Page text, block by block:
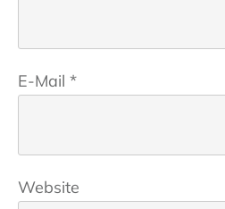
E-Mail *
Website